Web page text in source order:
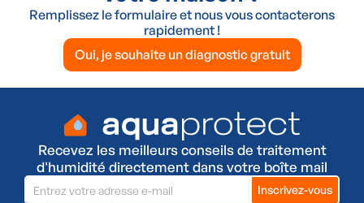
Remplissez le formulaire et nous vous contacterons
rapidement !
Oui, je souhaite un diagnostic gratuit
Recevez les meilleurs conseils de traitement
d'humidité directement dans votre boîte mail